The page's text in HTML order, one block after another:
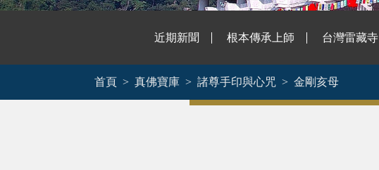
近期新聞 根本傳承上師 台灣雷藏寺
首頁 真佛寶庫 諸尊手印與心咒 金剛亥母